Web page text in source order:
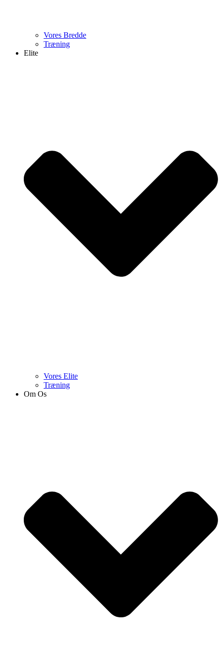
Vores Bredde
Træning
Elite
Vores Elite
Træning
Om Os